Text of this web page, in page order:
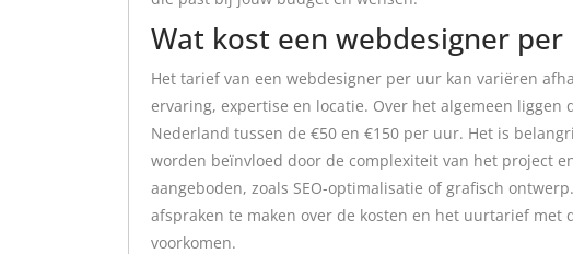
Wat kost een webdesigner per
Het tarief van een webdesigner per uur kan variëren
ervaring, expertise en locatie. Over het algemeen
Nederland tussen de €50 en €150 per uur. Het is
worden beïnvloed door de complexiteit van het project
aangeboden, zoals SEO-optimalisatie of grafisch
afspraken te maken over de kosten en het uurtarief met
voorkomen.